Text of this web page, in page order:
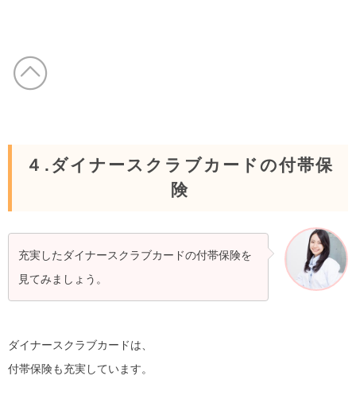
４.ダイナースクラブカードの付帯保
険
充実したダイナースクラブカードの付帯保険を
見てみましょう。
ダイナースクラブカードは、
付帯保険も充実しています。